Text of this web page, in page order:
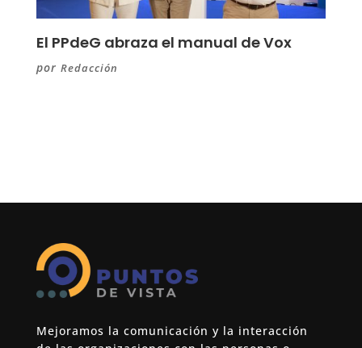
El PPdeG abraza el manual de Vox
por Redacción
Mejoramos la comunicación y la interacción